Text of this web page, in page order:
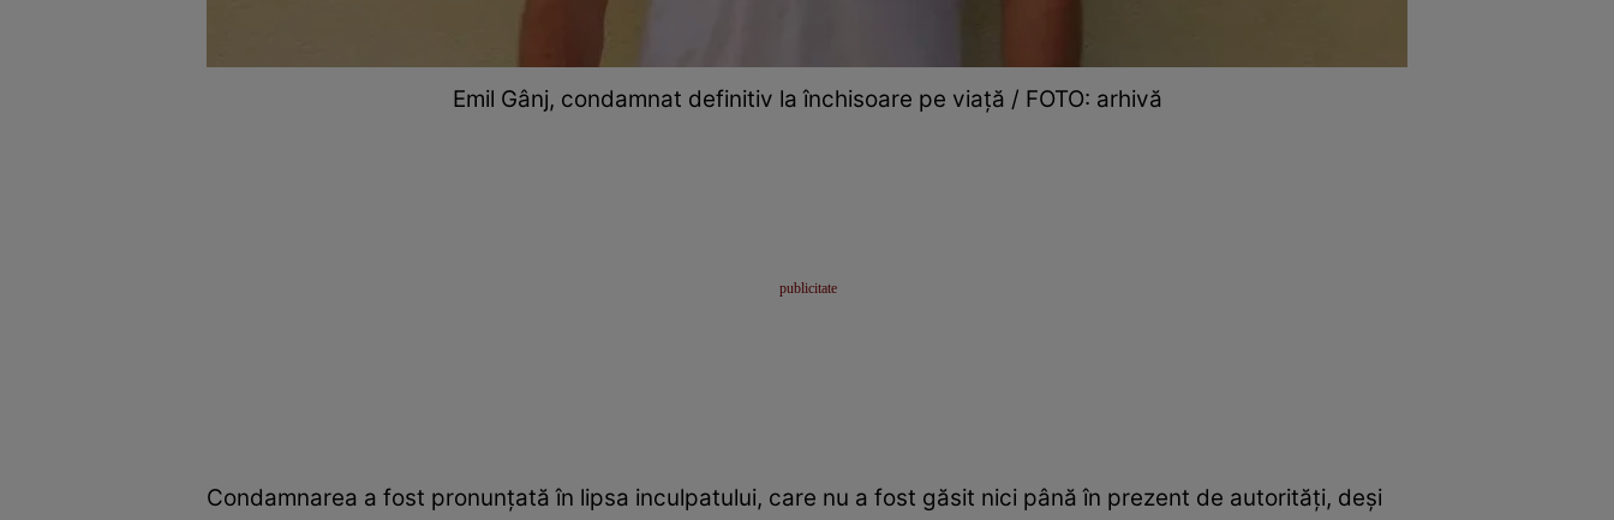
Emil Gânj, condamnat definitiv la închisoare pe viață / FOTO: arhivă
Condamnarea a fost pronunțată în lipsa inculpatului, care nu a fost găsit nici până în prezent de autorități, deși